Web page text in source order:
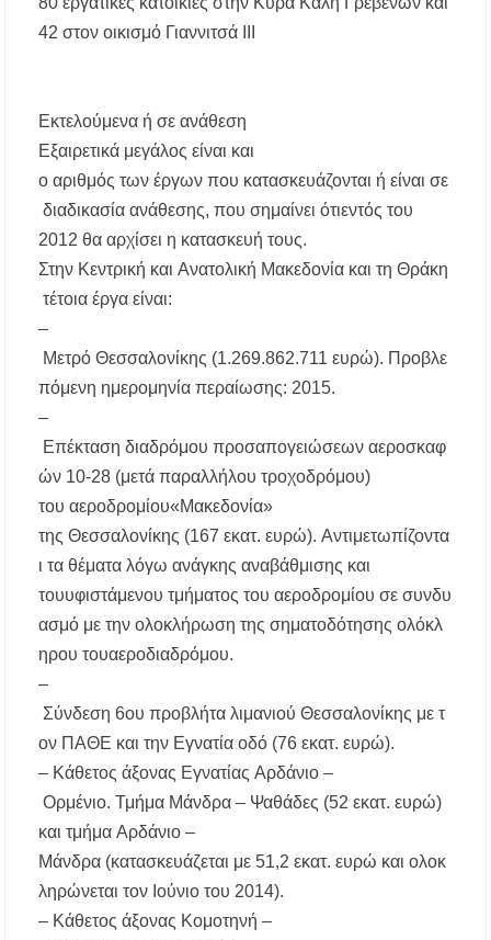
42στον οικισμό Γιαννιτσά
Εκτελούμενα ήσε ανάθεση
Εξαιρετικά μεγάλος είναι και
οαριθμός τωνέργων που κατασκευάζονται ήείναι σε
διαδικασία ανάθεσης, πουσημαίνει ότιεντός του
2012θα αρχίσει η κατασκευή τους.
Στην Κεντρική καιΑνατολική Μακεδονία καιτη Θράκη
τέτοια έργα είναι:
–
Μετρό Θεσσαλονίκης (1.269.862.711ευρώ). Προβλε
πόμενη ημερομηνία περαίωσης: 2015.
–
Επέκταση διαδρόμου προσαπογειώσεων αεροσκαφ
ών 10-28 (μετά παραλλήλου τροχοδρόμου)
τουαεροδρομίου«Μακεδονία»
τηςΘεσσαλονίκης (167εκατ.ευρώ).Αντιμετωπίζοντα
ι τα θέματα λόγω ανάγκης αναβάθμισης και
τουυφιστάμενου τμήματος τουαεροδρομίου σε συνδυ
ασμό με τηνολοκλήρωση τηςσηματοδότησης ολόκλ
ηρου τουαεροδιαδρόμου.
–
Σύνδεση 6ου προβλήτα λιμανιού Θεσσαλονίκης με τ
ον ΠΑΘΕ και την Εγνατία οδό (76εκατ.ευρώ).
– Κάθετος άξονας Εγνατίας Αρδάνιο –
Ορμένιο.Τμήμα Μάνδρα – Ψαθάδες (52εκατ.ευρώ)
καιτμήμα Αρδάνιο –
Μάνδρα (κατασκευάζεται με 51,2εκατ.ευρώ καιολοκ
ληρώνεται τον Ιούνιο του 2014).
– Κάθετος άξονας Κομοτηνή –